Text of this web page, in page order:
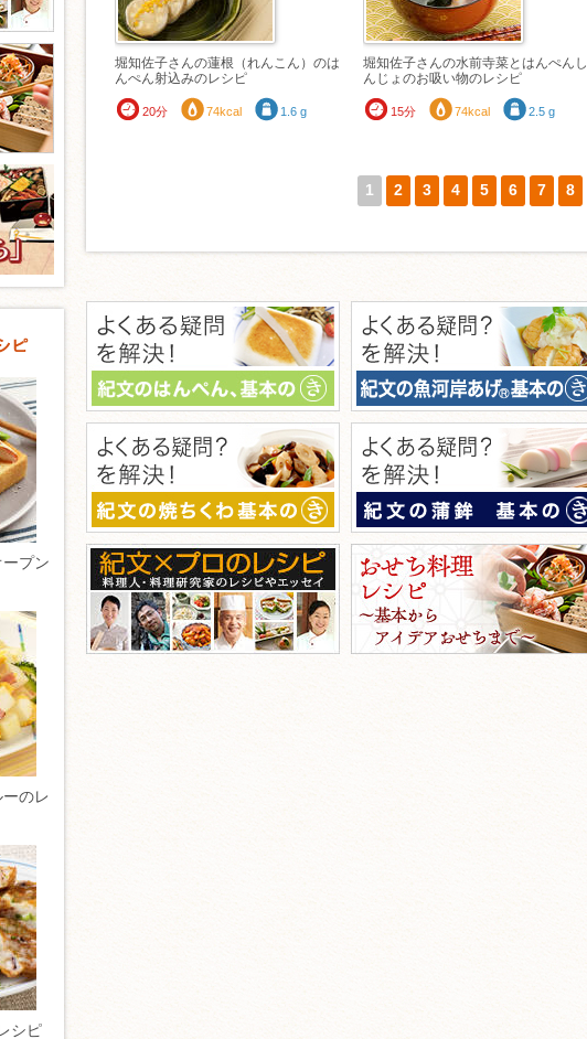
堀知佐子さんの蓮根（れんこん）のは
んぺん射込みのレシピ
20分 74kcal 1.6 g
堀知佐子さんの水前寺菜とはんぺんし
んじょのお吸い物のレシピ
15分 74kcal 2.5 g
1 2 3 4 5 6 7 8
プン
のレ
シピ